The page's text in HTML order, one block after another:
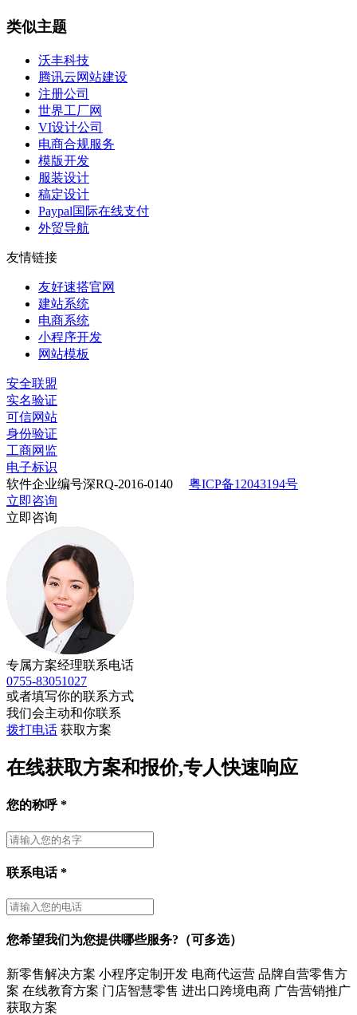
类似主题
沃丰科技
腾讯云网站建设
注册公司
世界工厂网
VI设计公司
电商合规服务
模版开发
服装设计
稿定设计
Paypal国际在线支付
外贸导航
友情链接
友好速搭官网
建站系统
电商系统
小程序开发
网站模板
安全联盟
实名验证
可信网站
身份验证
工商网监
电子标识
软件企业编号深RQ-2016-0140
粤ICP备12043194号
立即咨询
立即咨询
专属方案经理联系电话
0755-83051027
或者填写你的联系方式
我们会主动和你联系
拨打电话 获取方案
在线获取方案和报价,专人快速响应
您的称呼*
联系电话*
您希望我们为您提供哪些服务?（可多选）
新零售解决方案 小程序定制开发 电商代运营 品牌自营零售方
案 在线教育方案 门店智慧零售 进出口跨境电商 广告营销推广
获取方案